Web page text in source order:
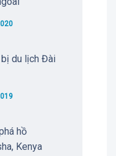
bị du lịch Đài
hồ
Kenya